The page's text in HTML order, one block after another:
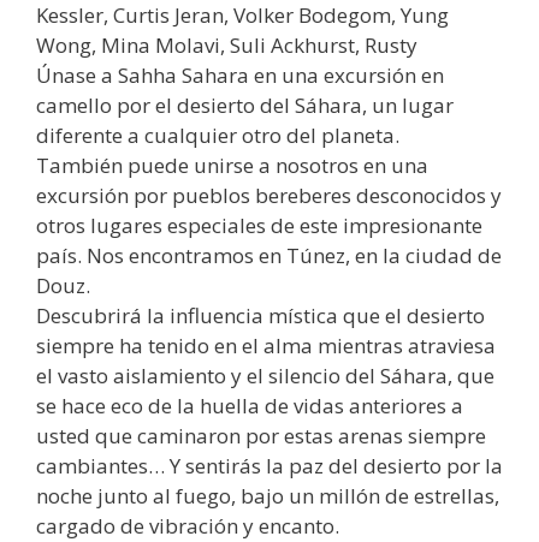
Kessler, Curtis Jeran, Volker Bodegom, Yung
Wong, Mina Molavi, Suli Ackhurst, Rusty
Únase a Sahha Sahara en una excursión en
camello por el desierto del Sáhara, un lugar
diferente a cualquier otro del planeta.
También puede unirse a nosotros en una
excursión por pueblos bereberes desconocidos y
otros lugares especiales de este impresionante
país. Nos encontramos en Túnez, en la ciudad de
Douz.
Descubrirá la influencia mística que el desierto
siempre ha tenido en el alma mientras atraviesa
el vasto aislamiento y el silencio del Sáhara, que
se hace eco de la huella de vidas anteriores a
usted que caminaron por estas arenas siempre
cambiantes… Y sentirás la paz del desierto por la
noche junto al fuego, bajo un millón de estrellas,
cargado de vibración y encanto.